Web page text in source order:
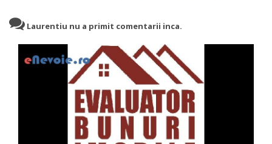
Laurentiu nu a primit comentarii inca.